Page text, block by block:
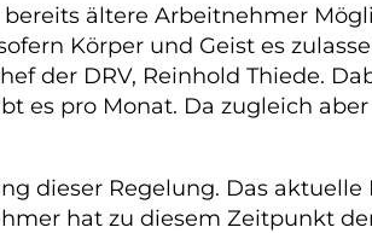
bereits ältere Arbeitnehmer
Körper und Geist es
der DRV, Reinhold Thiede.
es pro Monat. Da zugleich
dieser Regelung. Das
hat zu diesem Zeitpunkt